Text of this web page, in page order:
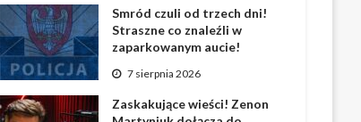
Smród czuli od trzech dni!
Straszne co znaleźli w
zaparkowanym aucie!
7 sierpnia 2026
Zaskakujące wieści! Zenon